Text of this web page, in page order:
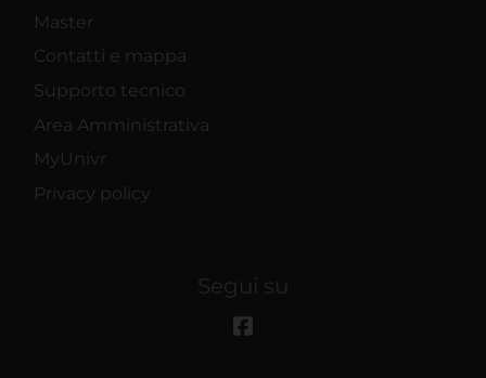
Master
Contatti e mappa
Supporto tecnico
Area Amministrativa
MyUnivr
Privacy policy
Segui su